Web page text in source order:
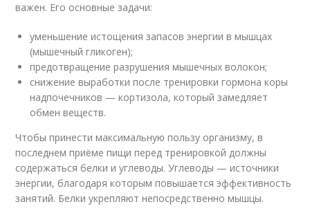
важен. Его основные задачи:
уменьшение истощения запасов энергии в мышцах
(мышечный гликоген);
предотвращение разрушения мышечных волокон;
снижение выработки после тренировки гормона коры
надпочечников — кортизола, который замедляет
обмен веществ.
Чтобы принести максимальную пользу организму, в
последнем приёме пищи перед тренировкой должны
содержаться белки и углеводы. Углеводы — источники
энергии, благодаря которым повышается эффективность
занятий. Белки укрепляют непосредственно мышцы.